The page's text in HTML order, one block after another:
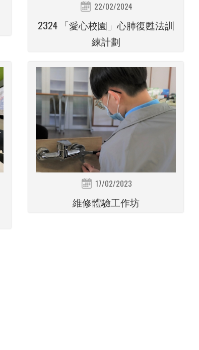
22/02/2024
2324 「愛心校園」心肺復甦法訓
練計劃
17/02/2023
維修體驗工作坊